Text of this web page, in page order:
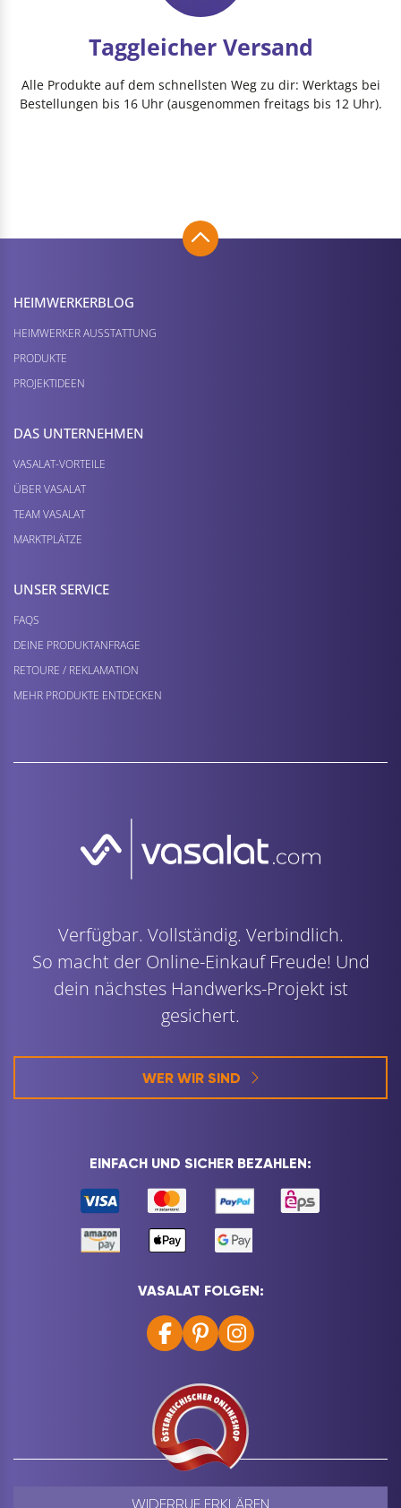
Taggleicher Versand
Alle Produkte auf dem schnellsten Weg zu dir: Werktags bei
Bestellungen bis 16 Uhr (ausgenommen freitags bis 12 Uhr).
HEIMWERKER­BLOG
HEIMWERKER AUSSTATTUNG
PRODUKTE
PROJEKTIDEEN
DAS UNTERNEHMEN
VASALAT-VORTEILE
ÜBER VASALAT
TEAM VASALAT
MARKTPLÄTZE
UNSER SERVICE
FAQS
DEINE PRODUKTANFRAGE
RETOURE / REKLAMATION
MEHR PRODUKTE ENTDECKEN
Verfügbar. Vollständig. Verbindlich.
So macht der Online-Einkauf Freude! Und
dein nächstes Handwerks-Projekt ist
gesichert.
WER WIR SIND
EINFACH UND SICHER BEZAHLEN:
VASALAT FOLGEN:
WIDERRUF ERKLÄREN